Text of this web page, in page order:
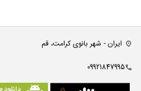
ایران - شهر بانوی کرامت، قم
09921847995